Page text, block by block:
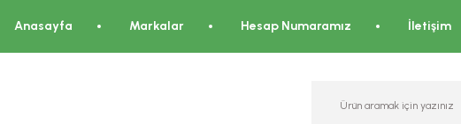
Anasayfa Markalar Hesap Numaramız İletişim